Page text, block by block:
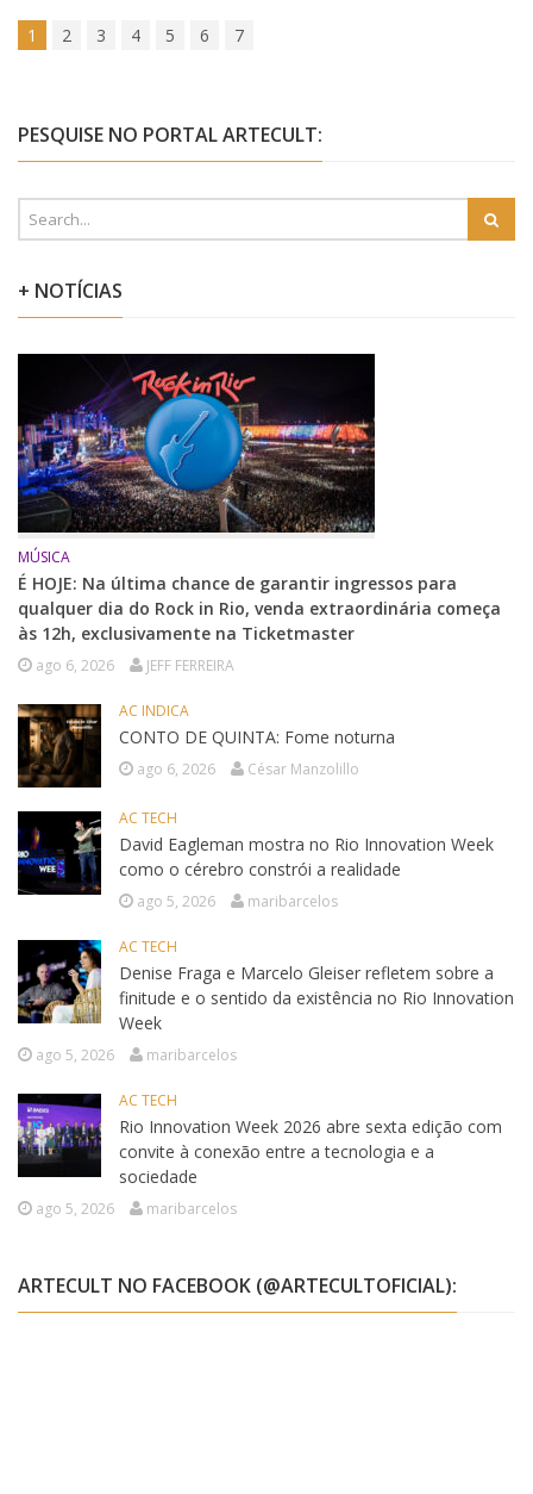
1 2 3 4 5 6 7
PESQUISE NO PORTAL ARTECULT:
+ NOTÍCIAS
MÚSICA
É HOJE: Na última chance de garantir ingressos para
qualquer dia do Rock in Rio, venda extraordinária começa
às 12h, exclusivamente na Ticketmaster
ago 6, 2026 JEFF FERREIRA
AC INDICA
CONTO DE QUINTA: Fome noturna
ago 6, 2026 César Manzolillo
AC TECH
David Eagleman mostra no Rio Innovation Week
como o cérebro constrói a realidade
ago 5, 2026 maribarcelos
AC TECH
Denise Fraga e Marcelo Gleiser refletem sobre a
finitude e o sentido da existência no Rio Innovation
Week
ago 5, 2026 maribarcelos
AC TECH
Rio Innovation Week 2026 abre sexta edição com
convite à conexão entre a tecnologia e a
sociedade
ago 5, 2026 maribarcelos
ARTECULT NO FACEBOOK (@ARTECULTOFICIAL):